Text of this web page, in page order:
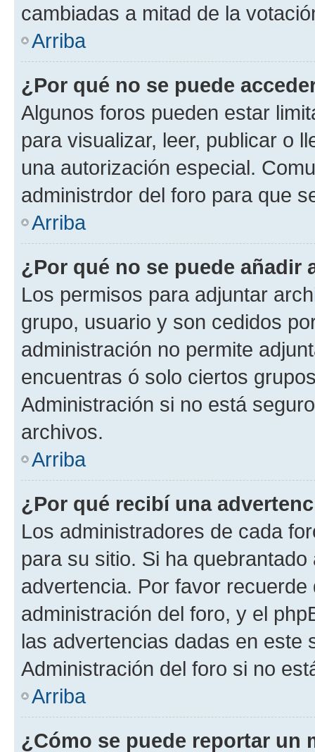
cambiadas a mitad de la
Arriba
¿Por qué no se puede
Algunos foros pueden estar
para visualizar, leer, publicar o
una autorización especial.
administrdor del foro para que
Arriba
¿Por qué no se puede añadir
Los permisos para adjuntar
grupo, usuario y son cedidos
administración no permite
encuentras ó solo ciertos
Administración si no está
archivos.
Arriba
¿Por qué recibí una
Los administradores de cada
para su sitio. Si ha
advertencia. Por favor
administración del foro, y el
las advertencias dadas en este
Administración del foro si no
Arriba
¿Cómo se puede reportar un